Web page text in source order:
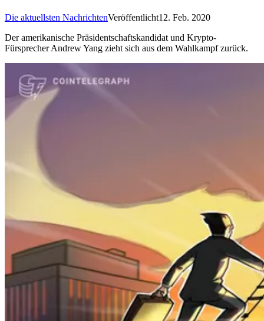
Die aktuellsten NachrichtenVeröffentlicht12. Feb. 2020
Der amerikanische Präsidentschaftskandidat und Krypto-
Fürsprecher Andrew Yang zieht sich aus dem Wahlkampf zurück.